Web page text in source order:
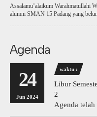
Assalamu’alaikum Warahmatullahi
alumni SMAN 15 Padang yang
Agenda
24
Jun 2024
waktu :
Libur
2
Agenda telah